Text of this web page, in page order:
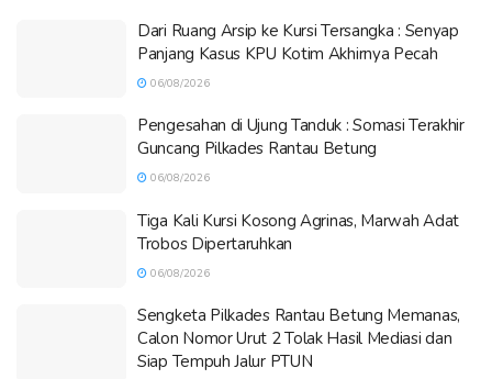
Dari Ruang Arsip ke Kursi Tersangka : Senyap
Panjang Kasus KPU Kotim Akhirnya Pecah
06/08/2026
Pengesahan di Ujung Tanduk : Somasi Terakhir
Guncang Pilkades Rantau Betung
06/08/2026
Tiga Kali Kursi Kosong Agrinas, Marwah Adat
Trobos Dipertaruhkan
06/08/2026
Sengketa Pilkades Rantau Betung Memanas,
Calon Nomor Urut 2 Tolak Hasil Mediasi dan
Siap Tempuh Jalur PTUN